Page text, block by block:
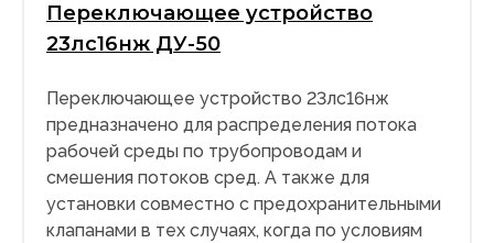
Переключающее устройство
23лс16нж ДУ-50
Переключающее устройство 23лс16нж
предназначено для распределения потока
рабочей среды по трубопроводам и
смешения потоков сред. А также для
установки совместно с предохранительными
клапанами в тех случаях, когда по условиям